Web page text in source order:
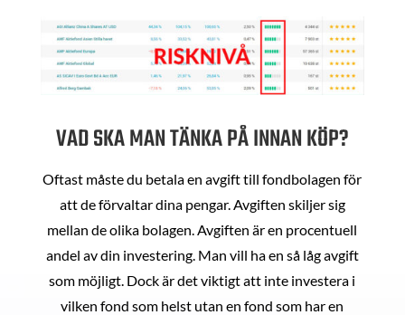
VAD SKA MAN TÄNKA PÅ INNAN KÖP?
Oftast måste du betala en avgift till fondbolagen för
att de förvaltar dina pengar. Avgiften skiljer sig
mellan de olika bolagen. Avgiften är en procentuell
andel av din investering. Man vill ha en så låg avgift
som möjligt. Dock är det viktigt att inte investera i
vilken fond som helst utan en fond som har en